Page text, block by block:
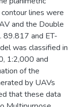
lines were
and the Double
89.817 and ET-
was classified in
1:2,000 and
of the
by UAVs
that these data